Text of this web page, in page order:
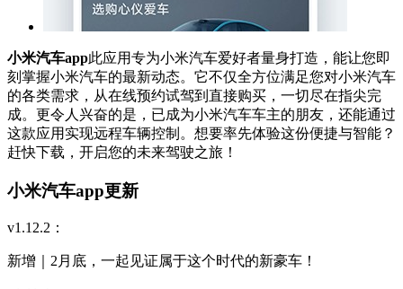
小米汽车app此应用专为小米汽车爱好者量身打造，能让您即
刻掌握小米汽车的最新动态。它不仅全方位满足您对小米汽车
的各类需求，从在线预约试驾到直接购买，一切尽在指尖完
成。更令人兴奋的是，已成为小米汽车车主的朋友，还能通过
这款应用实现远程车辆控制。想要率先体验这份便捷与智能？
赶快下载，开启您的未来驾驶之旅！
小米汽车app更新
v1.12.2：
新增｜2月底，一起见证属于这个时代的新豪车！